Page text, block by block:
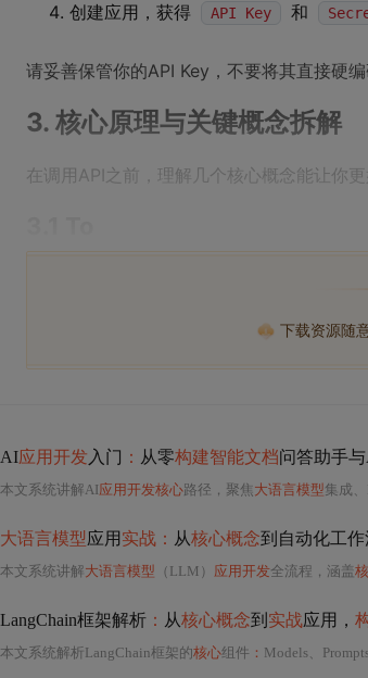
创建应用，获得
API Key 和
请妥善保管你的API Key，不要将其直接硬
3. 核心原理与关键概念拆解
在调用API之前，理解几个核心概念能让你更
下载资源随
AI应用开发 入门 ： 从零构建智能文档问答助手与
本文系统讲解AI应用开发核心路径，聚焦 大语言模型集成
大语言模型应用 实战： 从核心概念到自动化工作
本文系统讲解大语言模型 （LLM） 应用开发全流程，涵盖
LangChain框架解析 ： 从核心概念到 实战应用，
本文系统解析LangChain框架的核心组件 ： Models、